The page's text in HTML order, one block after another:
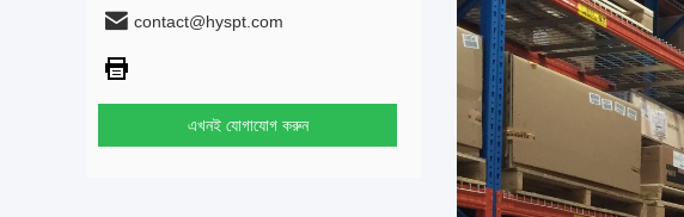
contact@hyspt.com
এখনই যোগাযোগ করুন